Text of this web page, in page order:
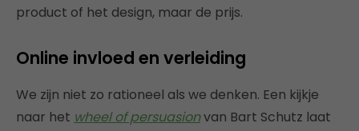
product of het design, maar de prijs.
Online invloed en verleiding
We zijn niet zo rationeel als we denken. Een kijkje
naar het wheel of persuasionvan Bart Schutz laat